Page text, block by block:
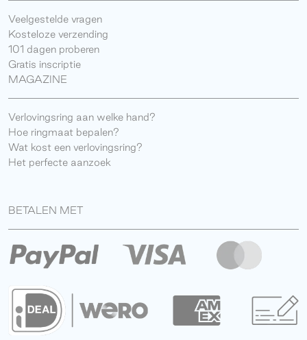
Veelgestelde vragen
Kosteloze verzending
101 dagen proberen
Gratis inscriptie
MAGAZINE
Verlovingsring aan welke hand?
Hoe ringmaat bepalen?
Wat kost een verlovingsring?
Het perfecte aanzoek
BETALEN MET